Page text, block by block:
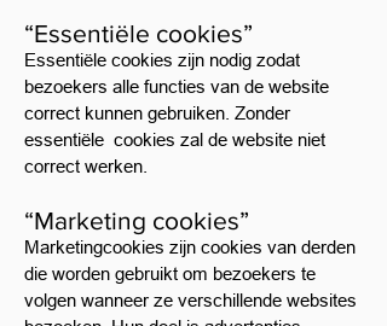
“Essentiële cookies”
Essentiële cookies zijn nodig zodat
bezoekers alle functies van de website
correct kunnen gebruiken. Zonder
essentiële cookies zal de website niet
correct werken.
“Marketing cookies”
Marketingcookies zijn cookies van derden
die worden gebruikt om bezoekers te
volgen wanneer ze verschillende websites